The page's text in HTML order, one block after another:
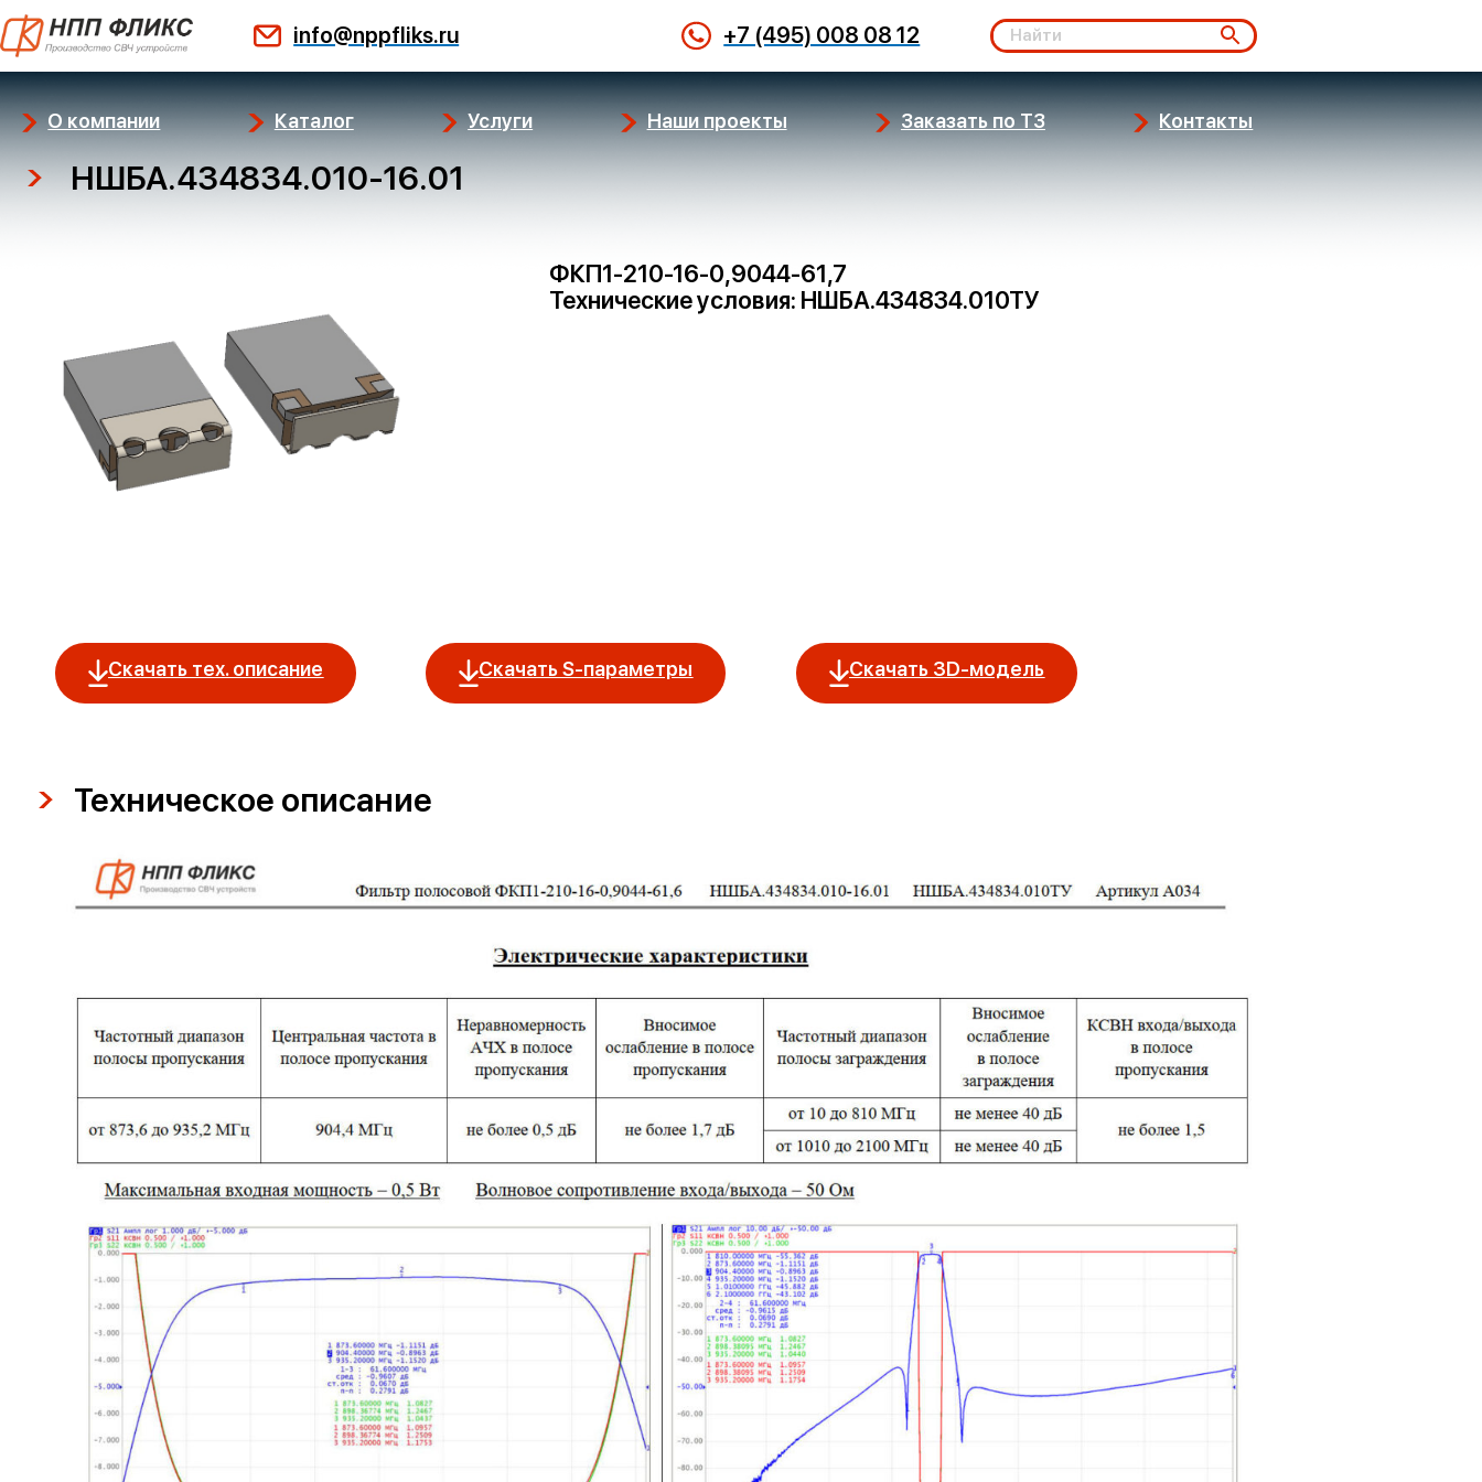
Перейти
к
содержимому
info@nppfliks.ru +7 (495) 008 08 12
О компании Каталог Услуги Наши проекты Заказать по ТЗ Контакты
НШБА.434834.010-16.01
ФКП1-210-16-0,9044-61,7
Технические условия: НШБА.434834.010ТУ
Скачать тех. описание Скачать S-параметры Скачать 3D-модель
Техническое описание